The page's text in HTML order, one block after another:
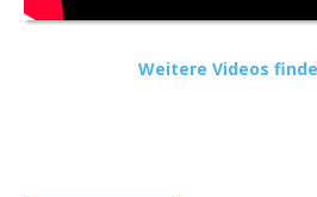
Weitere Videos